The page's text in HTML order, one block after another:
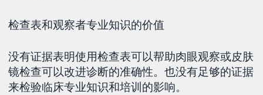
检查表和观察者专业知识的价值
没有证据表明使用检查表可以帮助肉眼观察或皮肤
镜检查可以改进诊断的准确性。也没有足够的证据
来检验临床专业知识和培训的影响。